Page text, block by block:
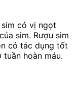
có vị ngọt
sim. Rượu sim
có tác dụng tốt
hoàn máu.